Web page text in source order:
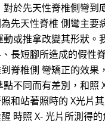
於先天性脊椎側彎到
先天性脊椎 側彎主要
或推拿改變其形狀。
長短腳所造成的假性
脊椎側 彎矯正的效果
不同而有差別，和照
和站著照時的 X光片
時照 X- 光片所測得的